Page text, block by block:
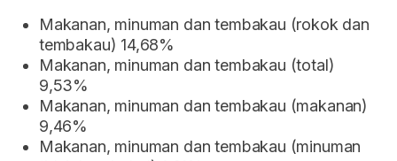
Makanan, minuman dan tembakau (rokok dan
tembakau) 14,68%
Makanan, minuman dan tembakau (total)
9,53%
Makanan, minuman dan tembakau (makanan)
9,46%
Makanan, minuman dan tembakau (minuman